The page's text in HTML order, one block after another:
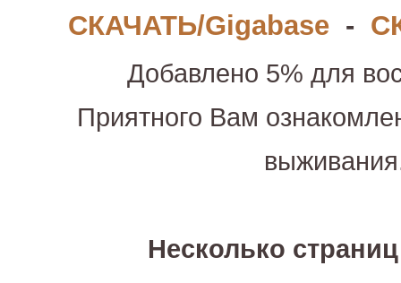
СКАЧАТЬ/Gigabase-
Добавлено 5% для
Приятного Вам
Несколько